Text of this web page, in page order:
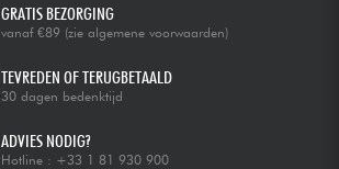
GRATIS BEZORGING
vanaf €89 (zie algemene voorwaarden)
TEVREDEN OF TERUGBETAALD
30 dagen bedenktijd
ADVIES NODIG?
Hotline : +33 1 81 930 900